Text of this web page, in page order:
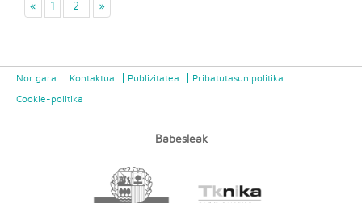
« 1 2 »
Nor gara Kontaktua Publizitatea Pribatutasun politika
Cookie-politika
Babesleak